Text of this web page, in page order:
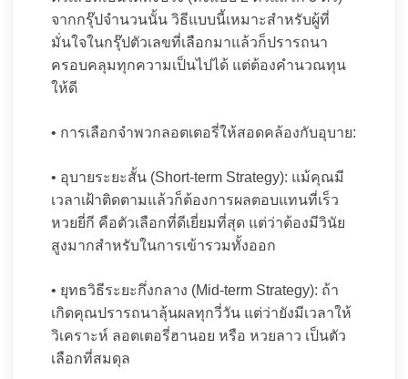
จากกรุ๊ปจำนวนนั้น วิธีแบบนี้เหมาะสำหรับผู้ที่
มั่นใจในกรุ๊ปตัวเลขที่เลือกมาแล้วก็ปรารถนา
ครอบคลุมทุกความเป็นไปได้ แต่ต้องคำนวณทุน
ให้ดี
• การเลือกจำพวกลอตเตอรี่ให้สอดคล้องกับอุบาย:
• อุบายระยะสั้น (Short-term Strategy): แม้คุณมี
เวลาเฝ้าติดตามแล้วก็ต้องการผลตอบแทนที่เร็ว
หวยยี่กี คือตัวเลือกที่ดีเยี่ยมที่สุด แต่ว่าต้องมีวินัย
สูงมากสำหรับในการเข้ารวมทั้งออก
• ยุทธวิธีระยะกึ่งกลาง (Mid-term Strategy): ถ้า
เกิดคุณปรารถนาลุ้นผลทุกวี่วัน แต่ว่ายังมีเวลาให้
วิเคราะห์ ลอตเตอรี่ฮานอย หรือ หวยลาว เป็นตัว
เลือกที่สมดุล